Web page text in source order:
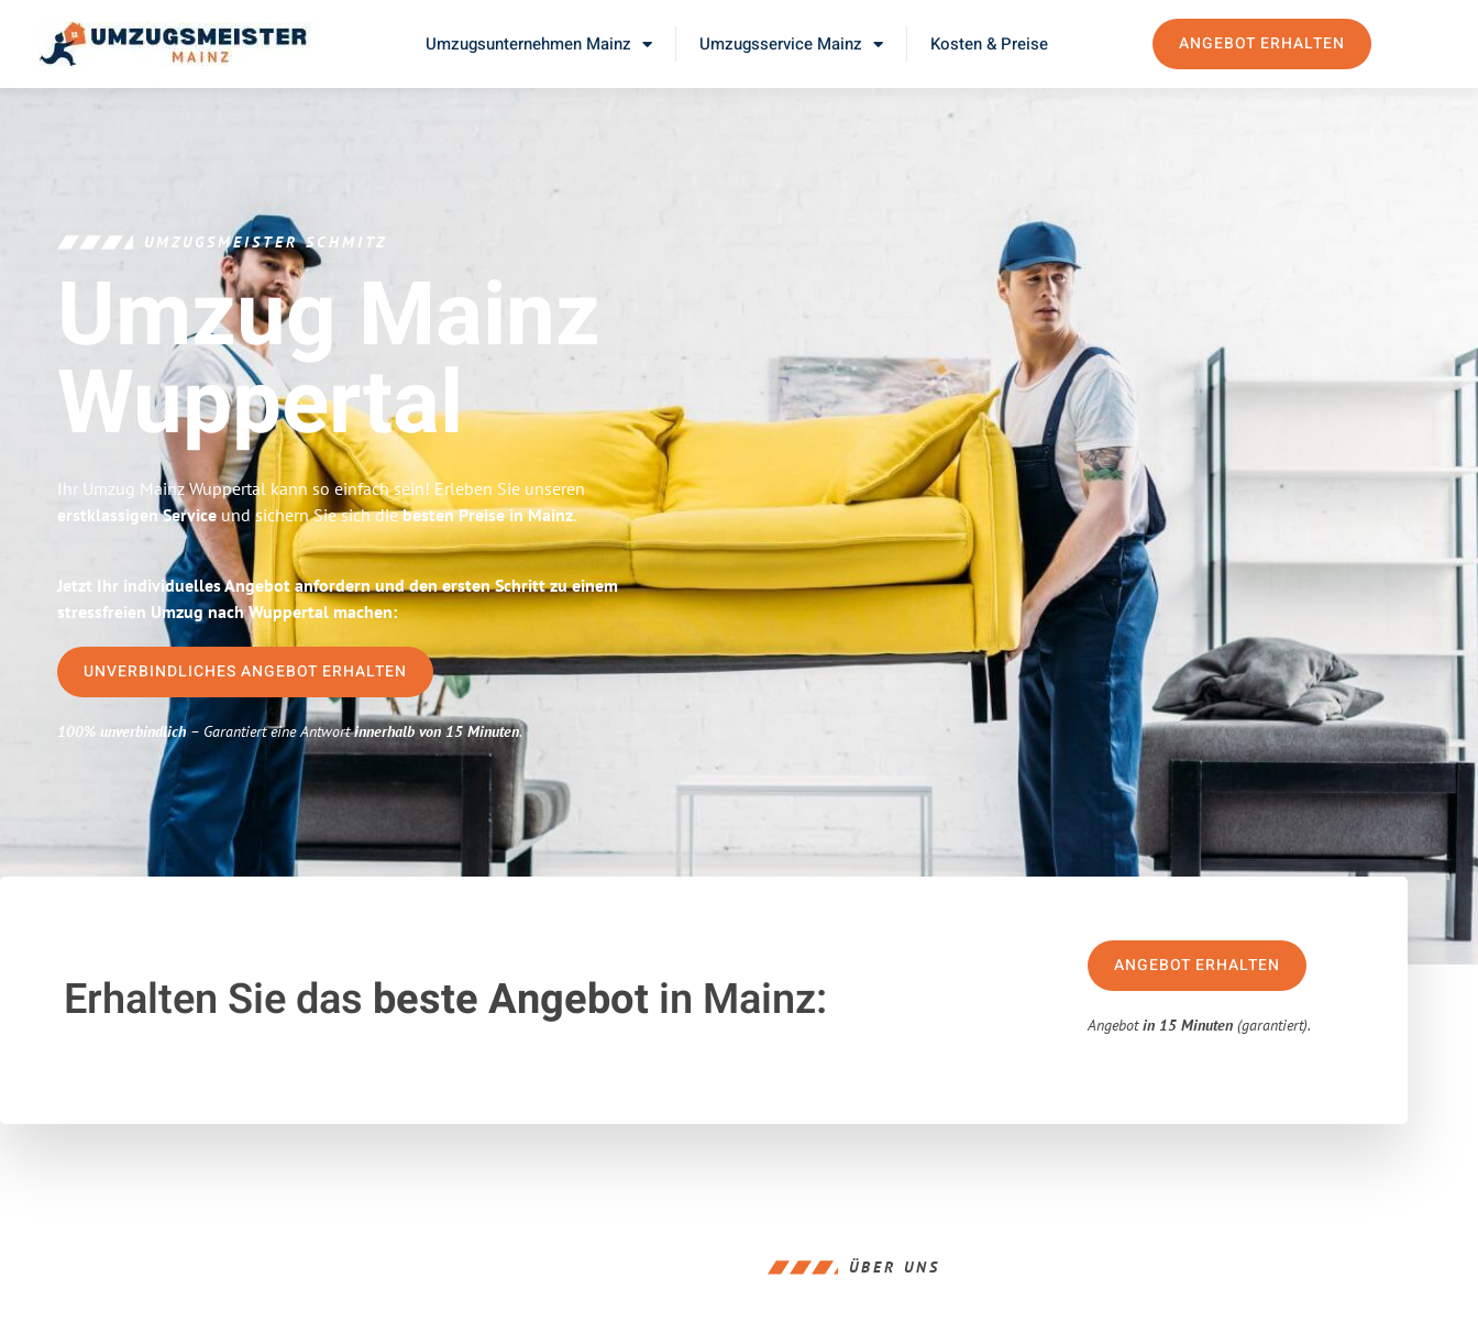
Umzugsunternehmen Mainz Umzugsservice Mainz Kosten & Preise ANGEBOT ERHALTEN
UMZUGSMEISTER SCHMITZ
Umzug Mainz
Wuppertal
Ihr Umzug Mainz Wuppertal kann so einfach sein! Erleben Sie unseren
erstklassigen Service und sichern Sie sich diebesten Preise in Mainz.
Jetzt Ihr individuelles Angebot anfordern und den ersten Schritt zu einem
stressfreien Umzug nach Wuppertal machen:
UNVERBINDLICHES ANGEBOT ERHALTEN
100% unverbindlich– Garantiert eine Antwortinnerhalb von 15 Minuten.
Erhalten Sie das beste Angebotin Mainz:
ANGEBOT ERHALTEN
Angebotin 15 Minuten (garantiert).
ÜBER UNS